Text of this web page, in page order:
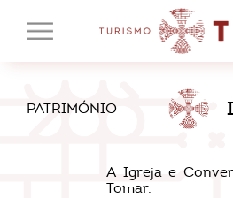
PATRIMÓNIO
A Igreja e
Tomar.